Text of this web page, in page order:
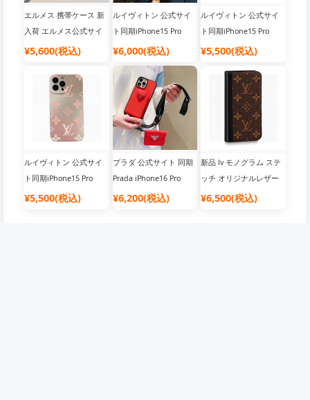
エルメス 携帯ケース 新
入荷 エルメス公式サイ
ト同期 iPhone16 Pro
ザー カードホルダー 携
帯ケース ブラック オレ
¥5,600(税込)
ルイヴィトン 公式サイ
ト同期iPhone15 Pro
Maxケース夏の新作モデ
帯電話ケース、斜め掛け
も可能！質感が超いいで
すね！
¥6,000(税込)
ルイヴィトン 公式サイ
ト同期iPhone15 Pro
Max ケース 新しい夏ス
デーション最新カラー電
話ケース、LV細穴電話ケ
ースimd素材
¥5,500(税込)
ルイヴィトン 公式サイ
ト同期iPhone15 Pro
Maxケース 新しい夏ス
¥5,500(税込)
プラダ 公式サイト 同期
Prada iPhone16 Pro
Max ケース カードホル
¥6,200(税込)
新品 lv モノグラム ステ
ッチ オリジナルレザー
手帳型ケース ルイヴィ
¥6,500(税込)